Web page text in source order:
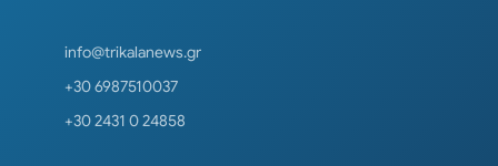
info@trikalanews.gr
+30 6987510037
+30 2431 0 24858